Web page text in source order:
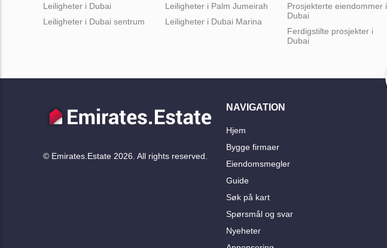
Leiligheter i Dubai
Leiligheter i Dubai sentrum
Leiligheter i Palm Jumeirah
Leiligheter i Dubai Marina
Prosjekterte eiendommer i
Dubai
Ferdigstilte prosjekter i
Dubai
© Emirates.Estate 2026. All rights reserved.
NAVIGATION
Hjem
Bygge firmaer
Eiendomsmegler
Guide
Søk på kart
Spørsmål og svar
Nyeheter